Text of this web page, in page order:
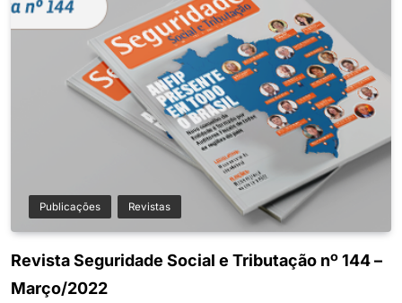
Publicações Revistas
Revista Seguridade Social e Tributação nº 144 –
Março/2022